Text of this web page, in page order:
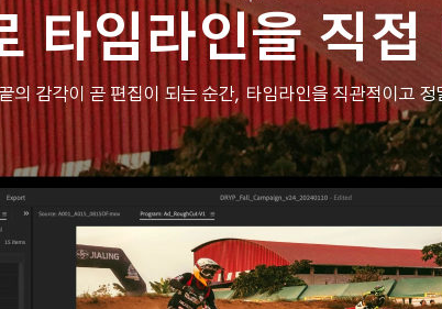
타임라인을 직접
의 감각이 곧 편집이 되는 순간, 타임라인을 직관적이고 정